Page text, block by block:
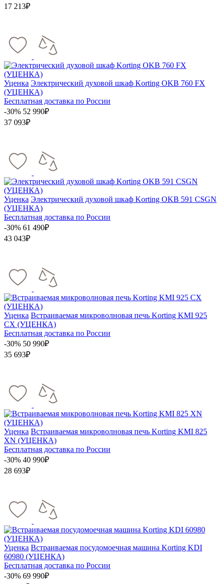
17 213₽
Уценка Электрический духовой шкаф Korting OKB 760 FX
(УЦЕНКА)
Бесплатная доставка по России
-30% 52 990₽
37 093₽
Уценка Электрический духовой шкаф Korting OKB 591 CSGN
(УЦЕНКА)
Бесплатная доставка по России
-30% 61 490₽
43 043₽
Уценка Встраиваемая микроволновая печь Korting KMI 925
CX (УЦЕНКА)
Бесплатная доставка по России
-30% 50 990₽
35 693₽
Уценка Встраиваемая микроволновая печь Korting KMI 825
XN (УЦЕНКА)
Бесплатная доставка по России
-30% 40 990₽
28 693₽
Уценка Встраиваемая посудомоечная машина Korting KDI
60980 (УЦЕНКА)
Бесплатная доставка по России
-30% 69 990₽